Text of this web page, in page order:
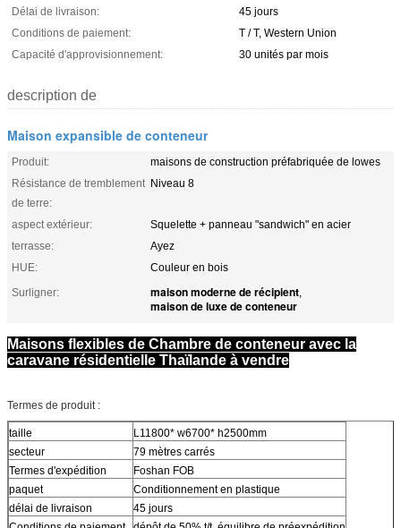
Délai de livraison:
45 jours
Conditions de paiement:
T / T, Western Union
Capacité d'approvisionnement:
30 unités par mois
description de
Maison expansible de conteneur
Produit:
maisons de construction préfabriquée de lowes
Résistance de tremblement
de terre:
Niveau 8
aspect extérieur:
Squelette + panneau "sandwich" en acier
terrasse:
Ayez
HUE:
Couleur en bois
Surligner:
maison moderne de récipient,
maison de luxe de conteneur
Maisons flexibles de Chambre de conteneur avec la
caravane résidentielle Thaïlande à vendre
Termes de produit :
taille
L11800* w6700* h2500mm
secteur
79 mètres carrés
Termes d'expédition
Foshan FOB
paquet
Conditionnement en plastique
délai de livraison
45 jours